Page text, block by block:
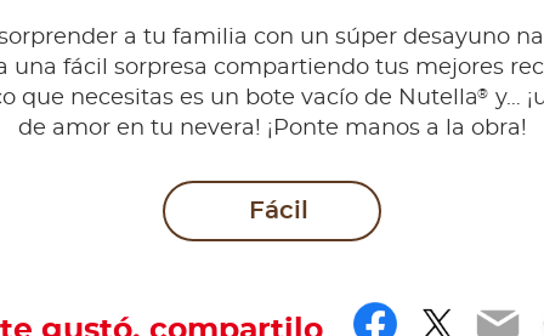
a tu familia con un súper desayuno
una fácil sorpresa compartiendo tus mejores
que necesitas es un bote vacío de Nutella® y…
de amor en tu nevera! ¡Ponte manos a la obra!
Fácil